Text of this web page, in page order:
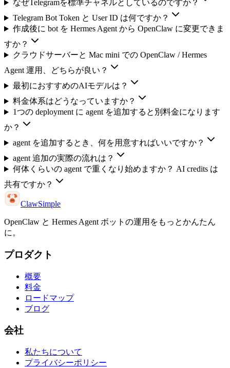
なぜTelegramを標準チャネルとしているのですか？
Telegram Bot Token と User ID は何ですか？
作成後に bot を Hermes Agent から OpenClaw に変更できま
すか？
クラウドサーバーと Mac mini での OpenClaw / Hermes
Agent 運用、どちらが良い？
最初におすすめのAIモデルは？
料金体系はどうなっていますか？
1つの deployment に agent を追加すると別料金になります
か？
agent を追加するとき、何を用意すればいいですか？
agent 追加の実際の流れは？
何体くらいの agent で重くなり始めますか？ AI credits は
共有ですか？
ClawSimple
OpenClaw と Hermes Agent ボットの運用をもっとかんたん
に。
プロダクト
概要
料金
ロードマップ
ブログ
会社
私たちについて
プライバシーポリシー